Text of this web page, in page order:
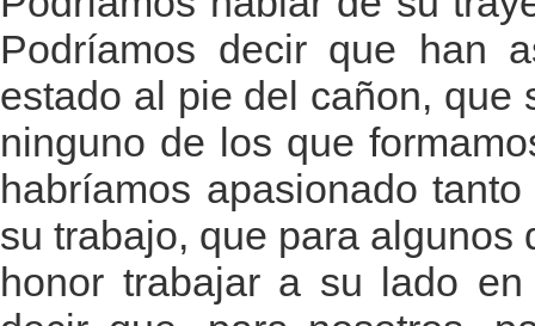
Podríamos decir que han
estado al pie del cañon,
ninguno de los que
habríamos apasionado
su trabajo, que para algunos
honor trabajar a su lado